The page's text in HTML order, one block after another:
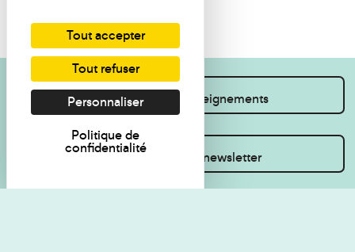
Je souhaite des renseignements
Inscrivez-vous à la newsletter
Tout accepter
Tout refuser
Personnaliser
Politique de
confidentialité